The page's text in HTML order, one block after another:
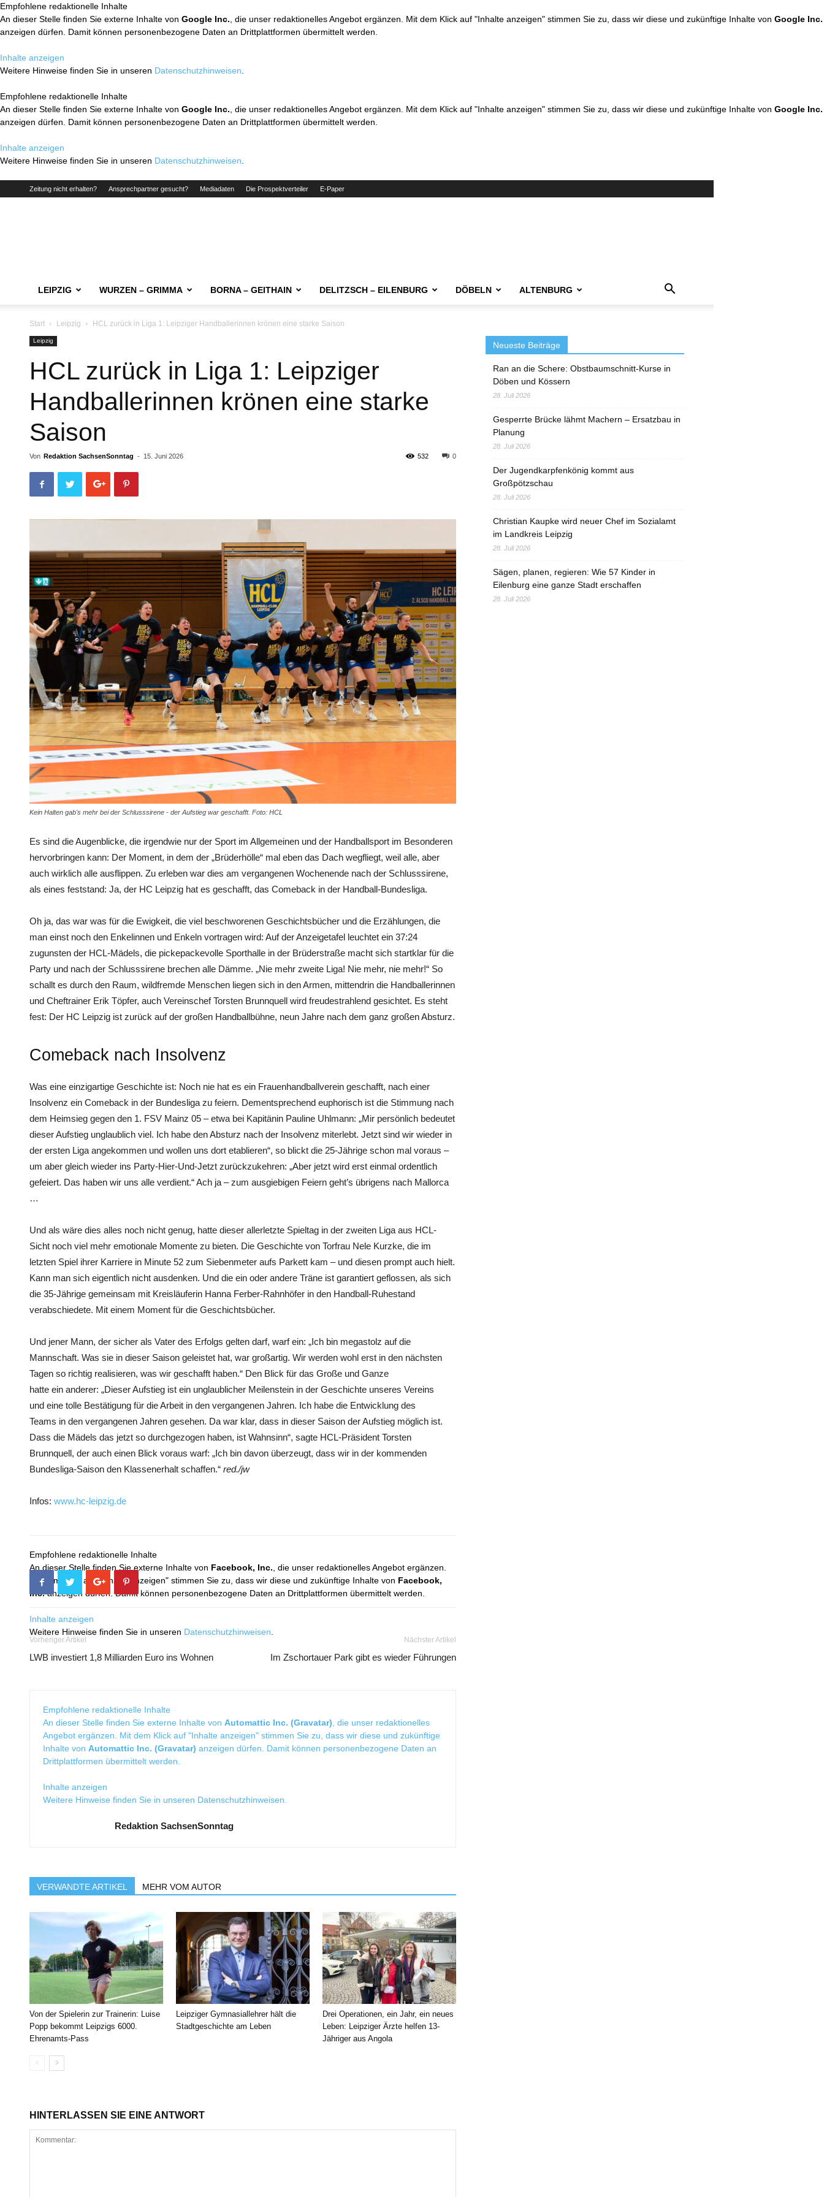
Empfohlene redaktionelle Inhalte
An dieser Stelle finden Sie externe Inhalte von Google Inc. , die unser redaktionelles Angebot ergänzen. Mit dem Klick auf "Inhalte anzeigen" stimmen Sie zu, dass wir diese und zukünftige Inhalte von Google Inc.
anzeigen dürfen. Damit können personenbezogene Daten an Drittplattformen übermittelt werden.
Inhalte anzeigen
Weitere Hinweise finden Sie in unseren Datenschutzhinweisen
Empfohlene redaktionelle Inhalte
An dieser Stelle finden Sie externe Inhalte von Google Inc. , die unser redaktionelles Angebot ergänzen. Mit dem Klick auf "Inhalte anzeigen" stimmen Sie zu, dass wir diese und zukünftige Inhalte von Google Inc.
anzeigen dürfen. Damit können personenbezogene Daten an Drittplattformen übermittelt werden.
Inhalte anzeigen
Weitere Hinweise finden Sie in unseren Datenschutzhinweisen
Zeitung nicht erhalten? Ansprechpartner gesucht? Mediadaten Die Prospektverteiler E-Paper
LEIPZIG WURZEN – GRIMMA BORNA – GEITHAIN DELITZSCH – EILENBURG DÖBELN ALTENBURG
Start Leipzig HCL zurück in Liga 1: Leipziger Handballerinnen krönen eine starke Saison
Leipzig
HCL zurück in Liga 1: Leipziger
Handballerinnen krönen eine starke
Saison
Von Redaktion SachsenSonntag - 15. Juni 2026 0
532
Kein Halten gab's mehr bei der Schlusssirene - der Aufstieg war geschafft. Foto: HCL
Es sind die Augenblicke, die irgendwie nur der Sport im Allgemeinen und der Handballsport im Besonderen
hervorbringen kann: Der Moment, in dem der „Brüderhölle“ mal eben das Dach wegfliegt, weil alle, aber
auch wirklich alle ausflippen. Zu erleben war dies am vergangenen Wochenende nach der Schlusssirene,
als eines feststand: Ja, der HC Leipzig hat es geschafft, das Comeback in der Handball-Bundesliga.
Oh ja, das war was für die Ewigkeit, die viel beschworenen Geschichtsbücher und die Erzählungen, die
man einst noch den Enkelinnen und Enkeln vortragen wird: Auf der Anzeigetafel leuchtet ein 37:24
zugunsten der HCL-Mädels, die pickepackevolle Sporthalle in der Brüderstraße macht sich startklar für die
Party und nach der Schlusssirene brechen alle Dämme. „Nie mehr zweite Liga! Nie mehr, nie mehr!“ So
schallt es durch den Raum, wildfremde Menschen liegen sich in den Armen, mittendrin die Handballerinnen
und Cheftrainer Erik Töpfer, auch Vereinschef Torsten Brunnquell wird freudestrahlend gesichtet. Es steht
fest: Der HC Leipzig ist zurück auf der großen Handballbühne, neun Jahre nach dem ganz großen Absturz.
Comeback nach Insolvenz
Was eine einzigartige Geschichte ist: Noch nie hat es ein Frauenhandballverein geschafft, nach einer
Insolvenz ein Comeback in der Bundesliga zu feiern. Dementsprechend euphorisch ist die Stimmung nach
dem Heimsieg gegen den 1. FSV Mainz 05 – etwa bei Kapitänin Pauline Uhlmann: „Mir persönlich bedeutet
dieser Aufstieg unglaublich viel. Ich habe den Absturz nach der Insolvenz miterlebt. Jetzt sind wir wieder in
der ersten Liga angekommen und wollen uns dort etablieren“, so blickt die 25-Jährige schon mal voraus –
um aber gleich wieder ins Party-Hier-Und-Jetzt zurückzukehren: „Aber jetzt wird erst einmal ordentlich
gefeiert. Das haben wir uns alle verdient.“ Ach ja – zum ausgiebigen Feiern geht’s übrigens nach Mallorca
…
Und als wäre dies alles noch nicht genug, hatte dieser allerletzte Spieltag in der zweiten Liga aus HCL-
Sicht noch viel mehr emotionale Momente zu bieten. Die Geschichte von Torfrau Nele Kurzke, die im
letzten Spiel ihrer Karriere in Minute 52 zum Siebenmeter aufs Parkett kam – und diesen prompt auch hielt.
Kann man sich eigentlich nicht ausdenken. Und die ein oder andere Träne ist garantiert geflossen, als sich
die 35-Jährige gemeinsam mit Kreisläuferin Hanna Ferber-Rahnhöfer in den Handball-Ruhestand
verabschiedete. Mit einem Moment für die Geschichtsbücher.
Und jener Mann, der sicher als Vater des Erfolgs gelten darf, warf ein: „Ich bin megastolz auf die
Mannschaft. Was sie in dieser Saison geleistet hat, war großartig. Wir werden wohl erst in den nächsten
Tagen so richtig realisieren, was wir geschafft haben.“ Den Blick für das Große und Ganze
hatte ein anderer: „Dieser Aufstieg ist ein unglaublicher Meilenstein in der Geschichte unseres Vereins
und eine tolle Bestätigung für die Arbeit in den vergangenen Jahren. Ich habe die Entwicklung des
Teams in den vergangenen Jahren gesehen. Da war klar, dass in dieser Saison der Aufstieg möglich ist.
Dass die Mädels das jetzt so durchgezogen haben, ist Wahnsinn“, sagte HCL-Präsident Torsten
Brunnquell, der auch einen Blick voraus warf: „Ich bin davon überzeugt, dass wir in der kommenden
Bundesliga-Saison den Klassenerhalt schaffen.“ red./jw
Infos: www.hc-leipzig.de
Empfohlene redaktionelle Inhalte
An dieser Stelle finden Sie externe Inhalte von Facebook, Inc. , die unser redaktionelles Angebot ergänzen.
Mit dem Klick auf "Inhalte anzeigen" stimmen Sie zu, dass wir diese und zukünftige Inhalte von Facebook,
Inc.anzeigen dürfen. Damit können personenbezogene Daten an Drittplattformen übermittelt werden.
Inhalte anzeigen
Weitere Hinweise finden Sie in unseren Datenschutzhinweisen
Vorheriger Artikel
LWB investiert 1,8 Milliarden Euro ins Wohnen
Nächster Artikel
Im Zschortauer Park gibt es wieder Führungen
Empfohlene redaktionelle Inhalte
An dieser Stelle finden Sie externe Inhalte von Automattic Inc. (Gravatar) , die unser redaktionelles
Angebot ergänzen. Mit dem Klick auf "Inhalte anzeigen" stimmen Sie zu, dass wir diese und zukünftige
Inhalte von Automattic Inc. (Gravatar) anzeigen dürfen. Damit können personenbezogene Daten an
Drittplattformen übermittelt werden.
Inhalte anzeigen
Weitere Hinweise finden Sie in unseren Datenschutzhinweisen
Redaktion SachsenSonntag
VERWANDTE ARTIKEL MEHR VOM AUTOR
Von der Spielerin zur Trainerin: Luise
Popp bekommt Leipzigs 6000.
Ehrenamts-Pass
Leipziger Gymnasiallehrer hält die
Stadtgeschichte am Leben
Drei Operationen, ein Jahr, ein neues
Leben: Leipziger Ärzte helfen 13-
Jähriger aus Angola
HINTERLASSEN SIE EINE ANTWORT
Neueste Beiträge
Ran an die Schere: Obstbaumschnitt-Kurse in
Döben und Kössern
28. Juli 2026
Gesperrte Brücke lähmt Machern – Ersatzbau in
Planung
28. Juli 2026
Der Jugendkarpfenkönig kommt aus
Großpötzschau
28. Juli 2026
Christian Kaupke wird neuer Chef im Sozialamt
im Landkreis Leipzig
28. Juli 2026
Sägen, planen, regieren: Wie 57 Kinder in
Eilenburg eine ganze Stadt erschaffen
28. Juli 2026